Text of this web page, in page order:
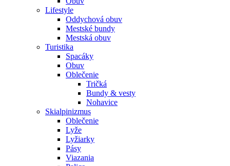
Lifestyle
Oddychová obuv
Mestské bundy
Mestská obuv
Turistika
Spacáky
Obuv
Oblečenie
Tričká
Bundy & vesty
Nohavice
Skialpinizmus
Oblečenie
Lyže
Lyžiarky
Pásy
Viazania